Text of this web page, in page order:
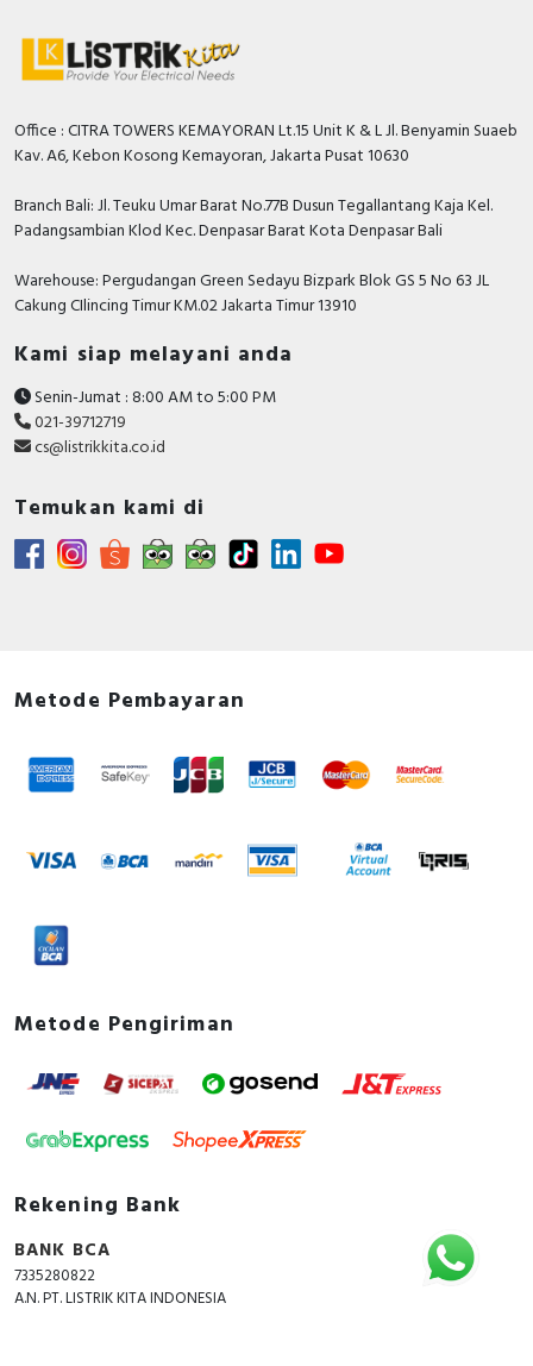
Office : CITRA TOWERS KEMAYORAN Lt.15 Unit K & L Jl. Benyamin Suaeb
Kav. A6, Kebon Kosong Kemayoran, Jakarta Pusat 10630
Branch Bali: Jl. Teuku Umar Barat No.77B Dusun Tegallantang Kaja Kel.
Padangsambian Klod Kec. Denpasar Barat Kota Denpasar Bali
Warehouse: Pergudangan Green Sedayu Bizpark Blok GS 5 No 63 JL
Cakung CIlincing Timur KM.02 Jakarta Timur 13910
Kami siap melayani anda
Senin-Jumat : 8:00 AM to 5:00 PM
021-39712719
cs@listrikkita.co.id
Temukan kami di
Metode Pembayaran
Metode Pengiriman
Rekening Bank
BANK BCA
7335280822
A.N. PT. LISTRIK KITA INDONESIA